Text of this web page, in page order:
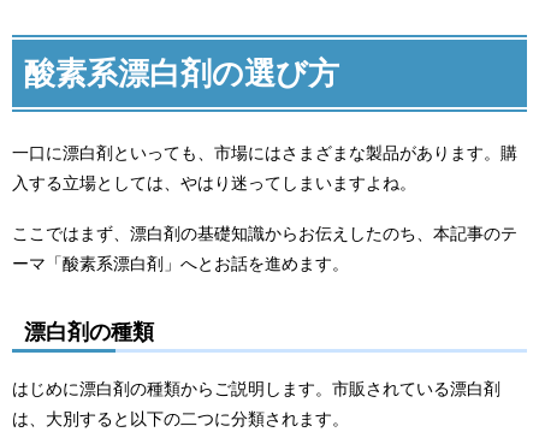
酸素系漂白剤の選び方
一口に漂白剤といっても、市場にはさまざまな製品があります。購
入する立場としては、やはり迷ってしまいますよね。
ここではまず、漂白剤の基礎知識からお伝えしたのち、本記事のテ
ーマ「酸素系漂白剤」へとお話を進めます。
漂白剤の種類
はじめに漂白剤の種類からご説明します。市販されている漂白剤
は、大別すると以下の二つに分類されます。